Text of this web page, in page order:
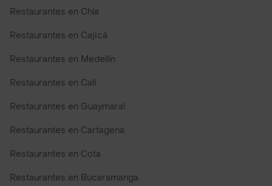
Restaurantes en Chía
Restaurantes en Cajicá
Restaurantes en Medellín
Restaurantes en Cali
Restaurantes en Guaymaral
Restaurantes en Cartagena
Restaurantes en Cota
Restaurantes en Bucaramanga